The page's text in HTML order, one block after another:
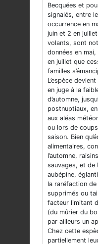
Becquées et
signalés, entre
occurrence en
juin et 2 en
volants, sont
données en mai,
en juillet que
familles
L’espèce
en juge à la
d’automne,
postnuptiaux,
aux aléas
ou lors de
saison. Bien
alimentaires,
l’automne,
sauvages, et de
aubépine,
la raréfaction
supprimés ou
facteur limitant
(du mûrier du
par ailleurs un
Chez cette
partiellement